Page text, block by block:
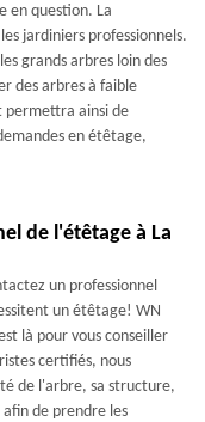
en question. La
jardiniers professionnels.
grands arbres loin des
des arbres à faible
permettra ainsi de
en étêtage,
de l'étêtage à La
un professionnel
un étêtage! WN
là pour vous conseiller
certifiés, nous
de l'arbre, sa structure,
de prendre les